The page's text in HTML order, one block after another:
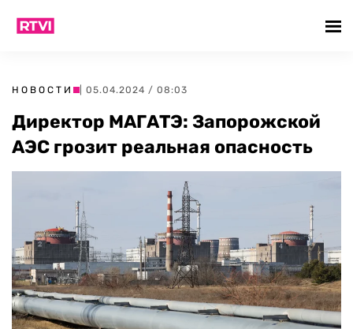
НОВОСТИ | 05.04.2024 / 08:03
Директор МАГАТЭ: Запорожской
АЭС грозит реальная опасность